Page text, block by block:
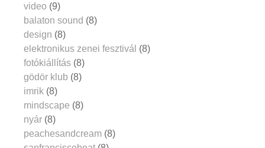
video (9)
balaton sound (8)
design (8)
elektronikus zenei fesztivál (8)
fotókiállítás (8)
gödör klub (8)
imrik (8)
mindscape (8)
nyár (8)
peachesandcream (8)